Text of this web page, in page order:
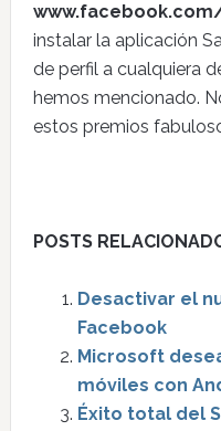
instalar la aplicación
de perfil a cualquiera
hemos mencionado.
estos premios
POSTS
Desactivar el
Facebook
Microsoft
móviles con
Éxito total del